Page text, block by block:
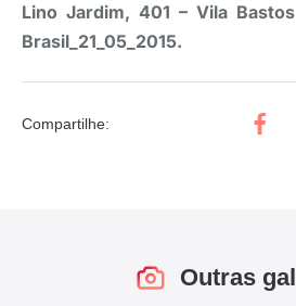
Lino Jardim, 401 – Vila
Brasil_21_05_2015.
Compartilhe:
Outras